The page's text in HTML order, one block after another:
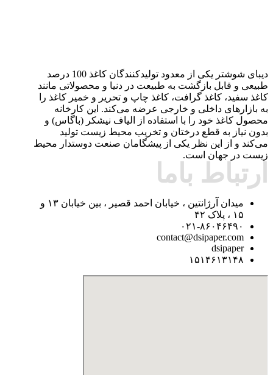
دیبای شوشتر یکی از معدود تولیدکنندگان کاغذ 100 درصد
طبیعی و قابل بازگشت به طبیعت در دنیا و محصولاتی مانند
کاغذ سفید، کاغذ گرافت، کاغذ چاپ و تحریر و خمیر کاغذ را
به بازارهای داخلی و خارجی عرضه می‌کند. این کارخانه
محصول کاغذ خود را با استفاده از الیاف نیشکر (باگاس) و
بدون نیاز به قطع درختان و تخریب محیط زیست تولید
می‌کند و از این نظر یکی از پیشگامان صنعت دوستدار محیط
زیست در جهان است.
ارتباط باما
میدان آرژانتین ، خیابان احمد قصیر ، بین خیابان ۱۳ و
۱۵ ، پلاک ۴۲
۰۲۱-۸۶۰۴۶۴۹۰
contact@dsipaper.com
dsipaper
۱۵۱۴۶۱۳۱۴۸